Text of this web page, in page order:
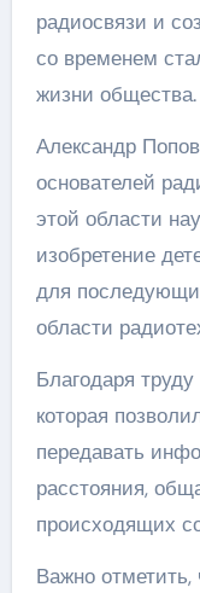
радиосвязи и
со временем
жизни общества.
Александр
основателей
этой области
изобретение
для
области
Благодаря
которая
передавать
расстояния,
происходящих
Важно отметить,